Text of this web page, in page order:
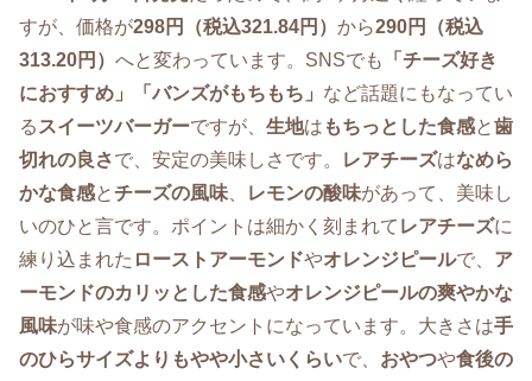
すが、価格が298円（税込321.84円） から290円（税込
313.20円） へと変わっています。SNSでも
「チーズ好き
におすすめ」「バンズがもちもち」 など話題にもなってい
るスイーツバーガーですが、 生地は もちっとした食感と歯
切れの良さで、安定の美味しさです。 レアチーズはなめら
かな食感とチーズの風味、 レモンの酸味があって、美味し
いのひと言です。ポイントは細かく刻まれて レアチーズに
練り込まれた ローストアーモンドやオレンジピールで、 ア
ーモンドのカリッとした食感やオレンジピールの爽やかな
風味が味や食感のアクセントになっています。大きさは手
のひらサイズよりもやや小さいくらいで、 おやつや食後の